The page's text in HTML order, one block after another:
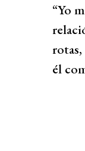
“Yo
él